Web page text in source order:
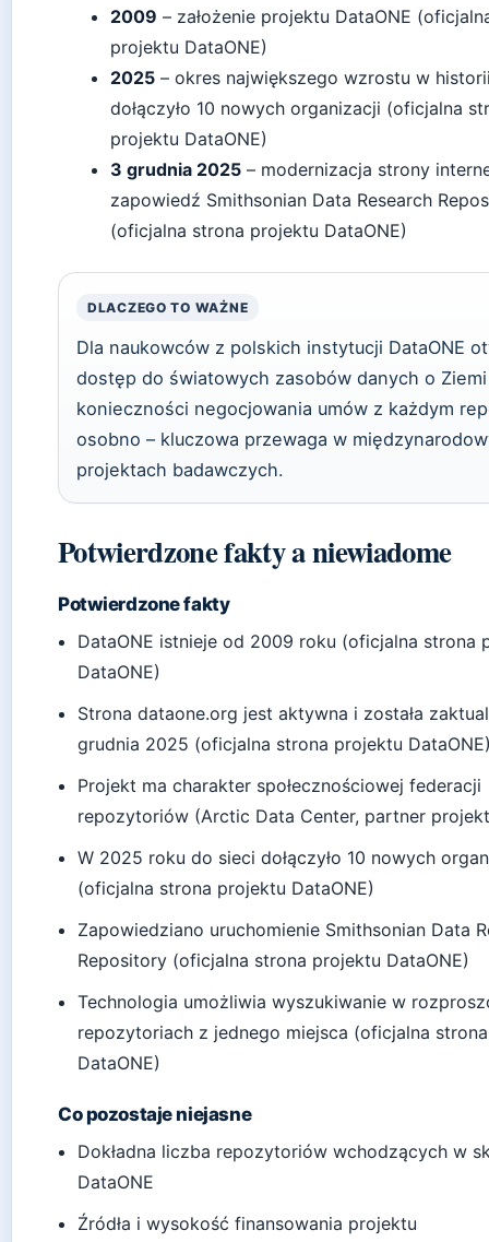
2009 – założenie projektu DataONE
projektu DataONE)
2025 – okres największego wzrostu w
dołączyło 10 nowych organizacji (oficjalna
projektu DataONE)
3 grudnia 2025 – modernizacja strony
zapowiedź Smithsonian Data Research
(oficjalna strona projektu DataONE)
DLACZEGO TO WAŻNE
Dla naukowców z polskich instytucji DataONE
dostęp do światowych zasobów danych o
konieczności negocjowania umów z każdym
osobno – kluczowa przewaga w
projektach badawczych.
Potwierdzone fakty a niewiadome
Potwierdzone fakty
DataONE istnieje od 2009 roku (oficjalna strona
DataONE)
Strona dataone.org jest aktywna i została
grudnia 2025 (oficjalna strona projektu
Projekt ma charakter społecznościowej federacji
repozytoriów (Arctic Data Center, partner
W 2025 roku do sieci dołączyło 10 nowych
(oficjalna strona projektu DataONE)
Zapowiedziano uruchomienie Smithsonian Data
Repository (oficjalna strona projektu DataONE)
Technologia umożliwia wyszukiwanie w
repozytoriach z jednego miejsca (oficjalna
DataONE)
Co pozostaje niejasne
Dokładna liczba repozytoriów wchodzących w
DataONE
Źródła i wysokość finansowania projektu